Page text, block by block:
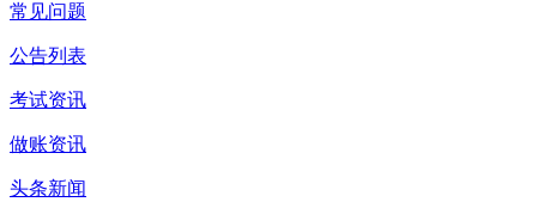
常见问题
公告列表
考试资讯
做账资讯
头条新闻